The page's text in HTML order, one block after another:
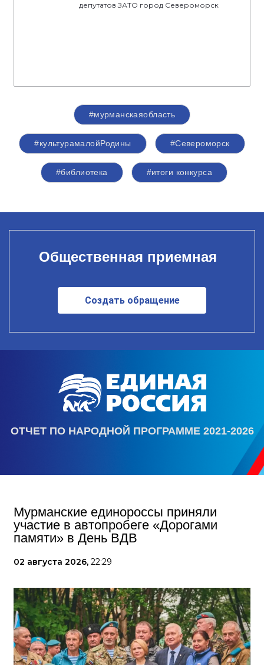
депутатов ЗАТО город Североморск
#мурманскаяобласть
#культурамалойРодины #Североморск
#библиотека #итоги конкурса
Общественная приемная
Создать обращение
ОТЧЕТ ПО НАРОДНОЙ ПРОГРАММЕ 2021-2026
Мурманские единороссы приняли
участие в автопробеге «Дорогами
памяти» в День ВДВ
02 августа 2026, 22:29